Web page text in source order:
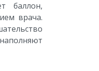
баллон,
врача.